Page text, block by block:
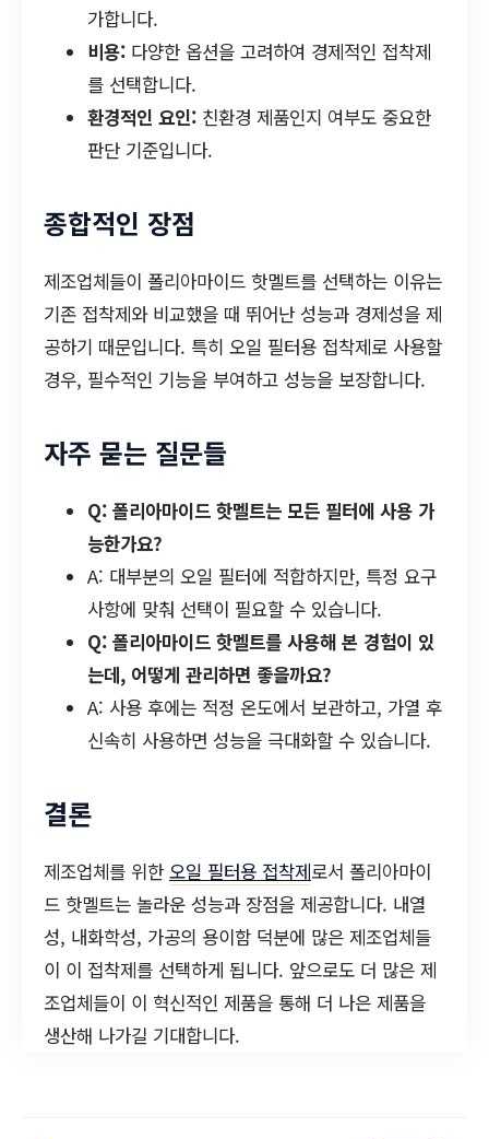
가합니다.
비용: 다양한 옵션을 고려하여 경제적인 접착제
를 선택합니다.
환경적인 요인: 친환경 제품인지 여부도 중요한
판단 기준입니다.
종합적인 장점
제조업체들이 폴리아마이드 핫멜트를 선택하는 이유는
기존 접착제와 비교했을 때 뛰어난 성능과 경제성을 제
공하기 때문입니다. 특히 오일 필터용 접착제로 사용할
경우, 필수적인 기능을 부여하고 성능을 보장합니다.
자주 묻는 질문들
Q: 폴리아마이드 핫멜트는 모든 필터에 사용 가
능한가요?
A: 대부분의 오일 필터에 적합하지만, 특정 요구
사항에 맞춰 선택이 필요할 수 있습니다.
Q: 폴리아마이드 핫멜트를 사용해 본 경험이 있
는데, 어떻게 관리하면 좋을까요?
A: 사용 후에는 적정 온도에서 보관하고, 가열 후
신속히 사용하면 성능을 극대화할 수 있습니다.
결론
제조업체를 위한 오일 필터용 접착제로서 폴리아마이
드 핫멜트는 놀라운 성능과 장점을 제공합니다. 내열
성, 내화학성, 가공의 용이함 덕분에 많은 제조업체들
이 이 접착제를 선택하게 됩니다. 앞으로도 더 많은 제
조업체들이 이 혁신적인 제품을 통해 더 나은 제품을
생산해 나가길 기대합니다.